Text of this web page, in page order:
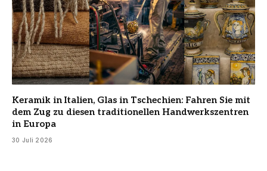
Keramik in Italien, Glas in Tschechien: Fahren Sie mit
dem Zug zu diesen traditionellen Handwerkszentren
in Europa
30 Juli 2026